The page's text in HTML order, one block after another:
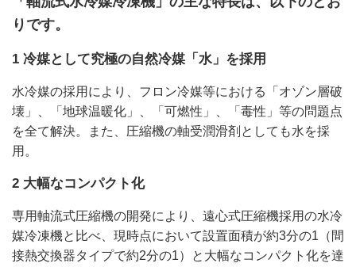
りです。
1 冷媒として究極の自然冷媒「水」を採用
水冷媒の採用により、フロン冷媒等における「オゾン層破
壊」、「地球温暖化」、「可燃性」、「毒性」等の問題点
を全て解決。また、圧縮機の軸受潤滑剤としても水を採
用。
2 大幅なコンパクト化
専用軸流式圧縮機の開発により、遠心式圧縮機採用の水冷
媒冷凍機と比べ、現時点において設置面積が約3分の1（間
接熱交換器タイプで約2分の1）と大幅なコンパクト化を達